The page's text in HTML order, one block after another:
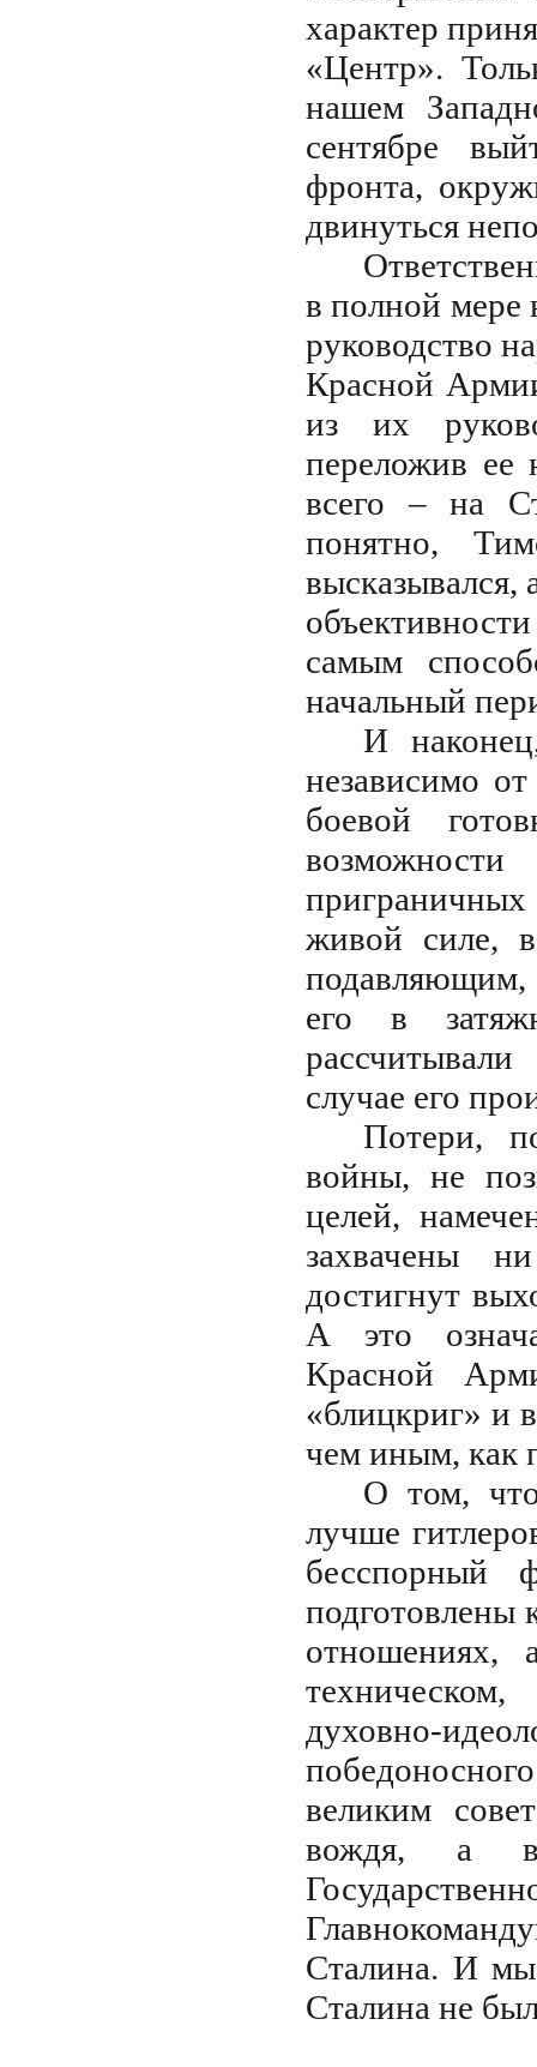
характер
«Центр».
нашем
сентябре
фронта,
двинуться
в полной мере
руководство
Красной
из их
переложив ее
всего – на
понятно,
высказывался,
самым
начальный
И
независимо
боевой
живой силе,
подавляющим,
его в
случае его
Потери,
войны, не
целей,
захвачены
достигнут
А это
Красной
«блицкриг» и
чем иным, как
О том,
лучше
подготовлены
отношениях,
духовно-
великим
вождя, а в
Сталина. И мы
Сталина не